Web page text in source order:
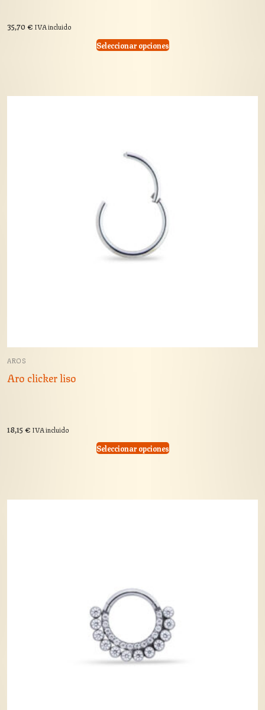
35,70€ IVA incluido
Seleccionar opciones
AROS
Aro clicker liso
18,15€ IVA incluido
Seleccionar opciones